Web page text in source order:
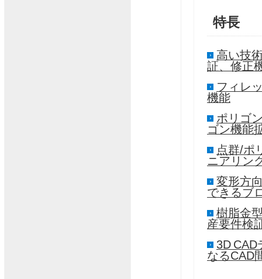
特長
高い技
証、修正
フィレ
機能
ポリゴ
ゴン機能
点群/ポ
ニアリン
変形方
できるブ
樹脂金
産要件検
3D
なるCAD